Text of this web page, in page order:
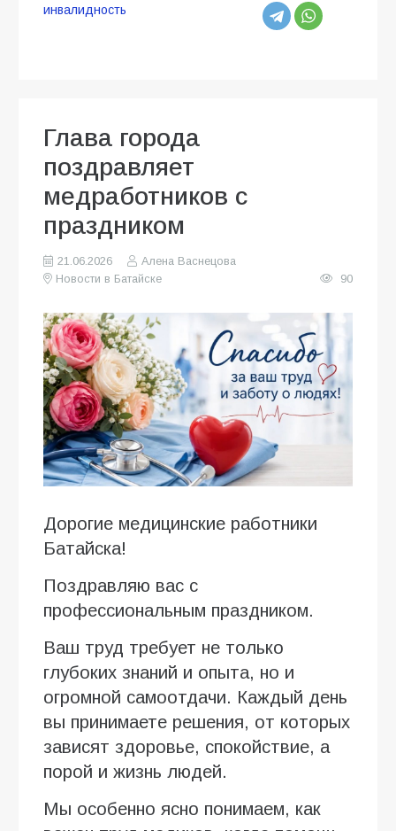
инвалидность
Глава города
поздравляет
медработников с
праздником
21.06.2026
Алена Васнецова
Новости в Батайске
90
Дорогие медицинские работники
Батайска!
Поздравляю вас с
профессиональным праздником.
Ваш труд требует не только
глубоких знаний и опыта, но и
огромной самоотдачи. Каждый день
вы принимаете решения, от которых
зависят здоровье, спокойствие, а
порой и жизнь людей.
Мы особенно ясно понимаем, как